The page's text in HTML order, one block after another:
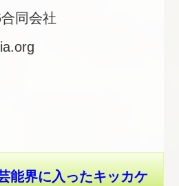
同会社
能界に入ったキッカケ